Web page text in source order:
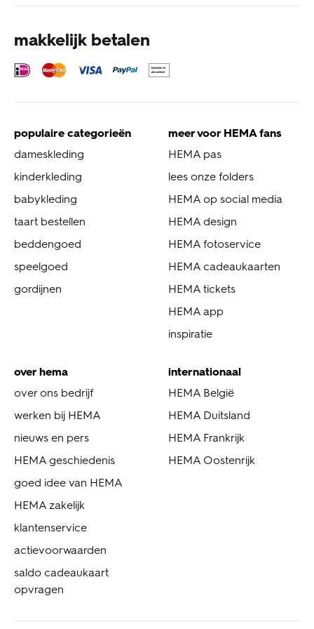
makkelijk betalen
populaire categorieën
dameskleding
kinderkleding
babykleding
taart bestellen
beddengoed
speelgoed
gordijnen
meer voor HEMA fans
HEMA pas
lees onze folders
HEMA op social media
HEMA design
HEMA fotoservice
HEMA cadeaukaarten
HEMA tickets
HEMA app
inspiratie
over hema
over ons bedrijf
werken bij HEMA
nieuws en pers
HEMA geschiedenis
goed idee van HEMA
HEMA zakelijk
klantenservice
actievoorwaarden
saldo cadeaukaart
opvragen
internationaal
HEMA België
HEMA Duitsland
HEMA Frankrijk
HEMA Oostenrijk